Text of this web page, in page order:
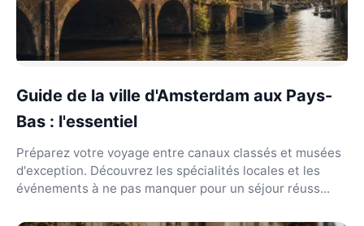
Guide de la ville d'Amsterdam aux Pays-
Bas : l'essentiel
Préparez votre voyage entre canaux classés et musées
d'exception. Découvrez les spécialités locales et les
événements à ne pas manquer pour un séjour réuss...